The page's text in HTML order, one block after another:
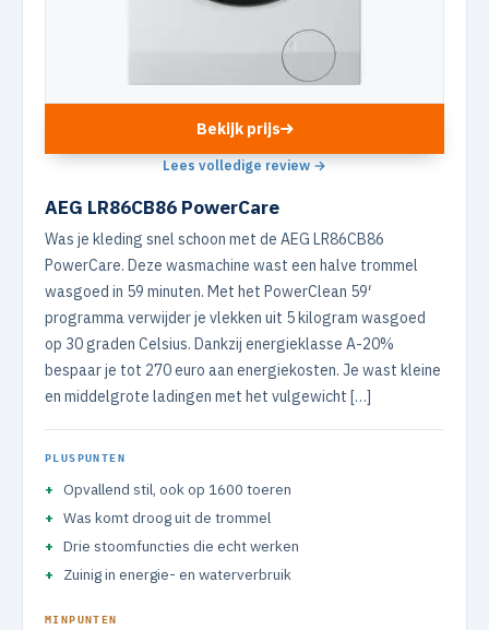
Bekijk prijs
Lees volledige review →
AEG LR86CB86 PowerCare
Was je kleding snel schoon met de AEG LR86CB86
PowerCare. Deze wasmachine wast een halve trommel
wasgoed in 59 minuten. Met het PowerClean 59′
programma verwijder je vlekken uit 5 kilogram wasgoed
op 30 graden Celsius. Dankzij energieklasse A-20%
bespaar je tot 270 euro aan energiekosten. Je wast kleine
en middelgrote ladingen met het vulgewicht […]
PLUSPUNTEN
Opvallend stil, ook op 1600 toeren
Was komt droog uit de trommel
Drie stoomfuncties die echt werken
Zuinig in energie- en waterverbruik
MINPUNTEN